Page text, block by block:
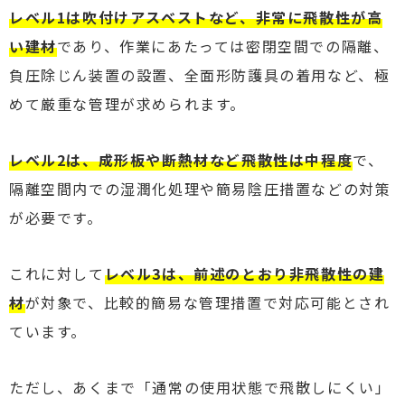
レベル1は吹付けアスベストなど、非常に飛散性が高
い建材であり、作業にあたっては密閉空間での隔離、
負圧除じん装置の設置、全面形防護具の着用など、極
めて厳重な管理が求められます。
レベル2は、成形板や断熱材など飛散性は中程度で、
隔離空間内での湿潤化処理や簡易陰圧措置などの対策
が必要です。
これに対してレベル3は、前述のとおり非飛散性の建
材が対象で、比較的簡易な管理措置で対応可能とされ
ています。
ただし、あくまで「通常の使用状態で飛散しにくい」